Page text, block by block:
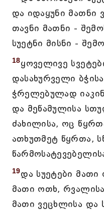
და იდაყუნი მათნი
თავნი მათნი -
სუეტნი მისნი -
18ყოველივე
დასახურველი
ჭრელებულად
და მეწამულისა
ძახილისა, ოც
ათხუთმეტ წყრთა,
19და სუეტები მათი
მათი ოთხ,
მათი ვეცხლისა და